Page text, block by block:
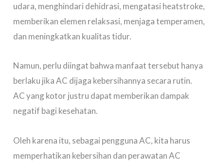
udara, menghindari dehidrasi, mengatasi heatstroke,
memberikan elemen relaksasi, menjaga temperamen,
dan meningkatkan kualitas tidur.
Namun, perlu diingat bahwa manfaat tersebut hanya
berlaku jika AC dijaga kebersihannya secara rutin.
AC yang kotor justru dapat memberikan dampak
negatif bagi kesehatan.
Oleh karena itu, sebagai pengguna AC, kita harus
memperhatikan kebersihan dan perawatan AC